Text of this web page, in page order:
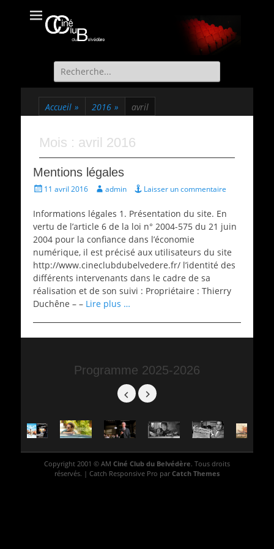
Ciné Club du
Belvédère
Site officiel du Ciné Club de St Martin d'Uriage
Recherche
de:
Accueil » 2016 » avril
Mois : avril 2016
Mentions légales
Écrit11 avril 2016 Auteur
admin Laisser un commentaire
Informations légales 1. Présentation du site. En
vertu de l’article 6 de la loi n° 2004-575 du 21 juin
2004 pour la confiance dans l’économie
numérique, il est précisé aux utilisateurs du site
http://www.cineclubdubelvedere.fr/ l’identité des
différents intervenants dans le cadre de sa
réalisation et de son suivi : Propriétaire : Thierry
Duchêne – – Lire plus …
Programme 2025-2026
Copyright 2001 © AM Ciné Club du Belvédère. Tous droits
réservés. | Catch Responsive Pro par Catch Themes